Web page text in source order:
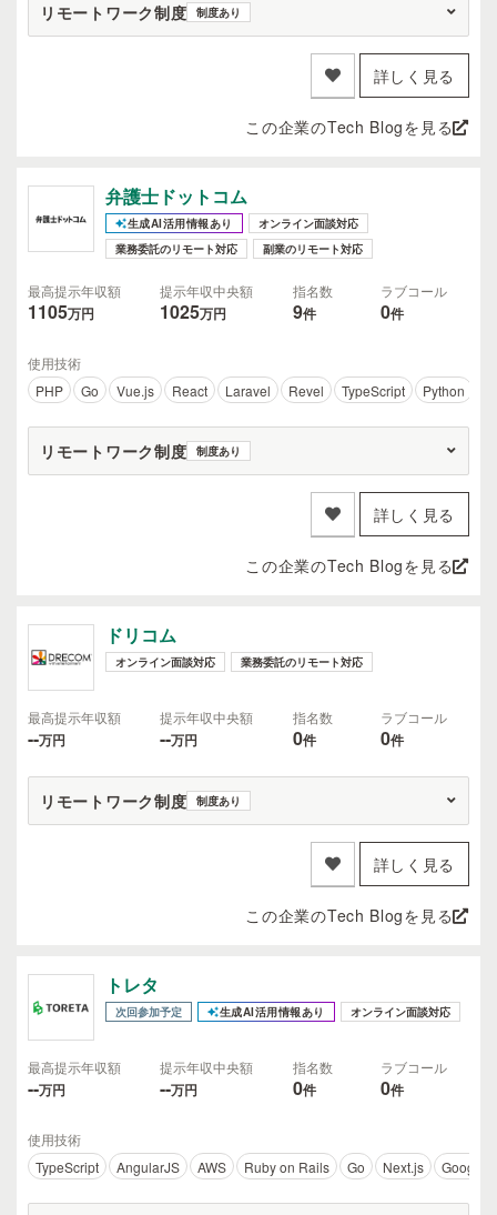
リモートワーク制度 制度あり
詳しく見る
この企業のTech Blogを見る
弁護士ドットコム
生成AI活用情報あり
オンライン面談対応
業務委託のリモート対応
副業のリモート対応
最高提示年収額
1105万円
提示年収中央額
1025万円
指名数
9件
ラブコール
0件
使用技術
PHP
Go Vue.js React Laravel Revel TypeScript Python
リモートワーク制度 制度あり
詳しく見る
この企業のTech Blogを見る
ドリコム
オンライン面談対応 業務委託のリモート対応
最高提示年収額
--万円
提示年収中央額
--万円
指名数
0件
ラブコール
0件
リモートワーク制度 制度あり
詳しく見る
この企業のTech Blogを見る
トレタ
次回参加予定 生成AI活用情報あり オンライン面談対応
最高提示年収額
--万円
提示年収中央額
--万円
指名数
0件
ラブコール
0件
使用技術
TypeScript
AngularJS AWS Ruby on Rails Go Next.js Google